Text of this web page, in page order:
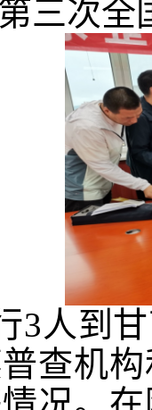
三次全
人到甘
查机